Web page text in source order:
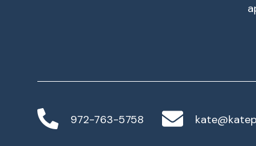
972-763-5758